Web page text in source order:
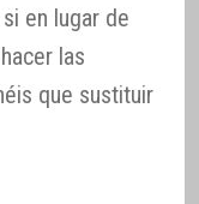
en lugar de
las
que sustituir